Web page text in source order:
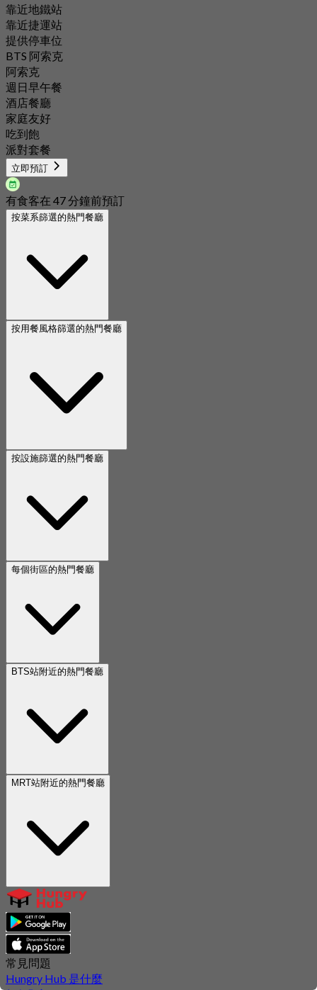
靠近地鐵站
靠近捷運站
提供停車位
BTS 阿索克
阿索克
週日早午餐
酒店餐廳
家庭友好
吃到飽
派對套餐
立即預訂
有食客在 47 分鐘前預訂
按菜系篩選的熱門餐廳
按用餐風格篩選的熱門餐廳
按設施篩選的熱門餐廳
每個街區的熱門餐廳
BTS站附近的熱門餐廳
MRT站附近的熱門餐廳
常見問題
Hungry Hub 是什麼